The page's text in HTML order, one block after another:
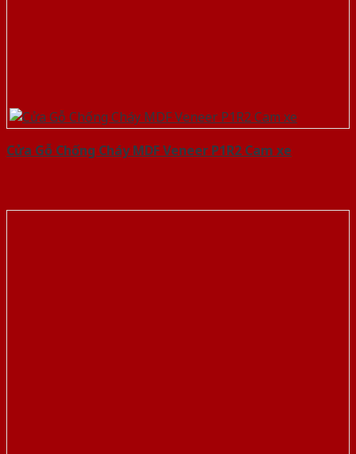
Cửa Gỗ Chống Cháy MDF Veneer P1R2 Cam xe